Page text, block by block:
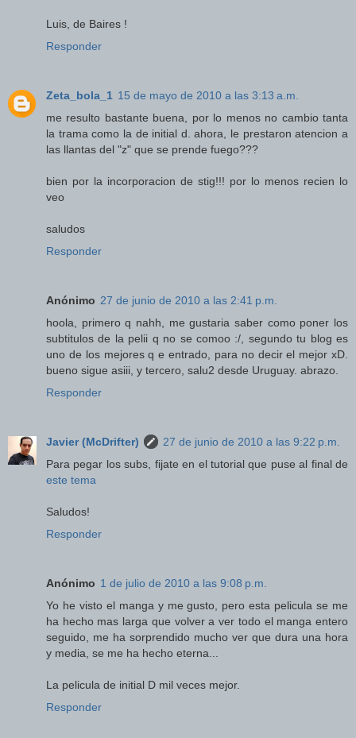
Luis, de Baires !
Responder
Zeta_bola_1 15 de mayo de 2010 a las 3:13 a.m.
me resulto bastante buena, por lo menos no cambio tanta
la trama como la de initial d. ahora, le prestaron atencion a
las llantas del "z" que se prende fuego???
bien por la incorporacion de stig!!! por lo menos recien lo
veo
saludos
Responder
Anónimo 27 de junio de 2010 a las 2:41 p.m.
hoola, primero q nahh, me gustaria saber como poner los
subtitulos de la pelii q no se comoo :/, segundo tu blog es
uno de los mejores q e entrado, para no decir el mejor xD.
bueno sigue asiii, y tercero, salu2 desde Uruguay. abrazo.
Responder
Javier (McDrifter)
27 de junio de 2010 a las 9:22 p.m.
Para pegar los subs, fijate en el tutorial que puse al final de
este tema
Saludos!
Responder
Anónimo 1 de julio de 2010 a las 9:08 p.m.
Yo he visto el manga y me gusto, pero esta pelicula se me
ha hecho mas larga que volver a ver todo el manga entero
seguido, me ha sorprendido mucho ver que dura una hora
y media, se me ha hecho eterna...
La pelicula de initial D mil veces mejor.
Responder